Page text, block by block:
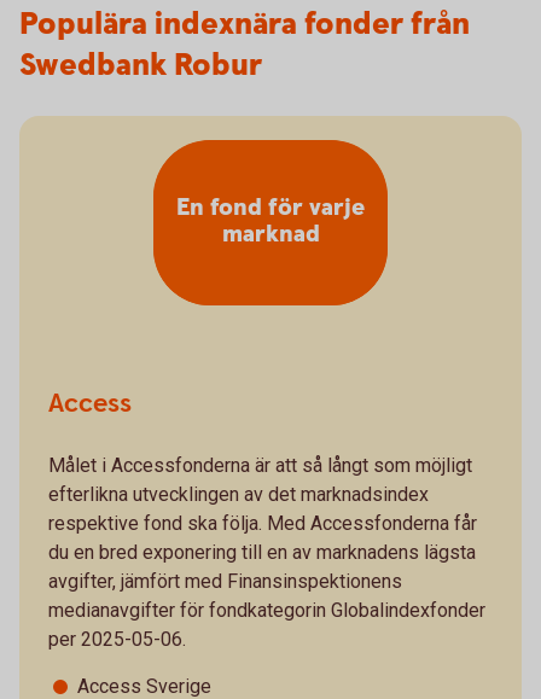
Populära indexnära fonder från
Swedbank Robur
Access
Målet i Accessfonderna är att så långt som möjligt
efterlikna utvecklingen av det marknadsindex
respektive fond ska följa. Med Accessfonderna får
du en bred exponering till en av marknadens lägsta
avgifter, jämfört med Finansinspektionens
medianavgifter för fondkategorin Globalindexfonder
per 2025-05-06.
Access Sverige
En fond för varje
marknad